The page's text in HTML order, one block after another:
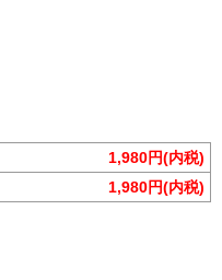
1,980円(内税)
1,980円(内税)